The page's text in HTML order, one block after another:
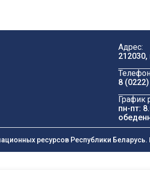
Адрес:
8
График
пн-пт:
ресурсов Республики